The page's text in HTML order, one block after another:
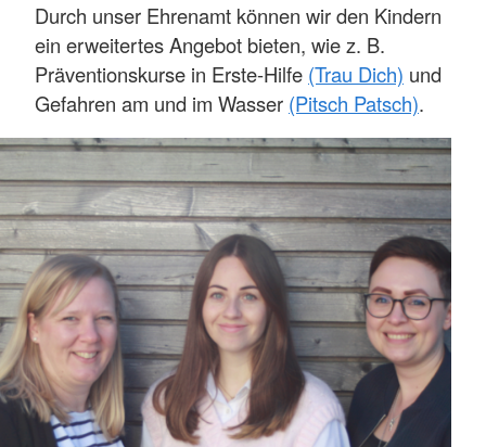
Durch unser Ehrenamt können wir den Kindern
ein erweitertes Angebot bieten, wie z. B.
Präventionskurse in Erste-Hilfe (Trau Dich) und
Gefahren am und im Wasser (Pitsch Patsch).